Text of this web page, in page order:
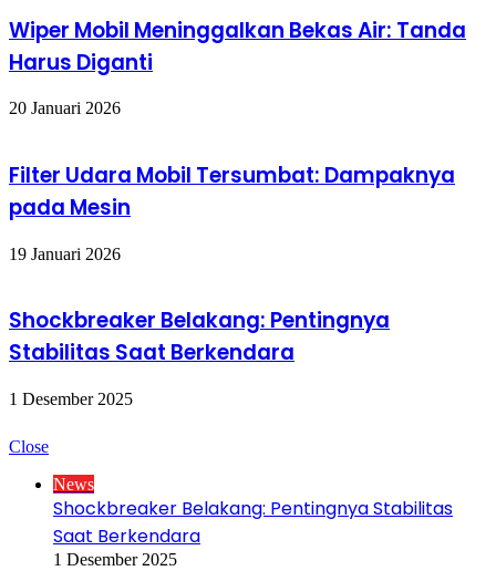
Wiper Mobil Meninggalkan Bekas Air: Tanda
Harus Diganti
20 Januari 2026
Filter Udara Mobil Tersumbat: Dampaknya
pada Mesin
19 Januari 2026
Shockbreaker Belakang: Pentingnya
Stabilitas Saat Berkendara
1 Desember 2025
Close
News
Shockbreaker Belakang: Pentingnya Stabilitas
Saat Berkendara
1 Desember 2025